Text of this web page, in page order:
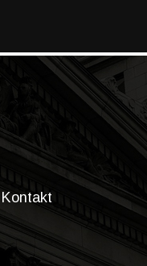
Kontakt